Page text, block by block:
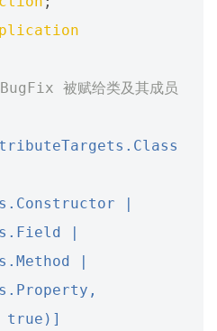
被赋给类及其成员
|
|
|
true)]